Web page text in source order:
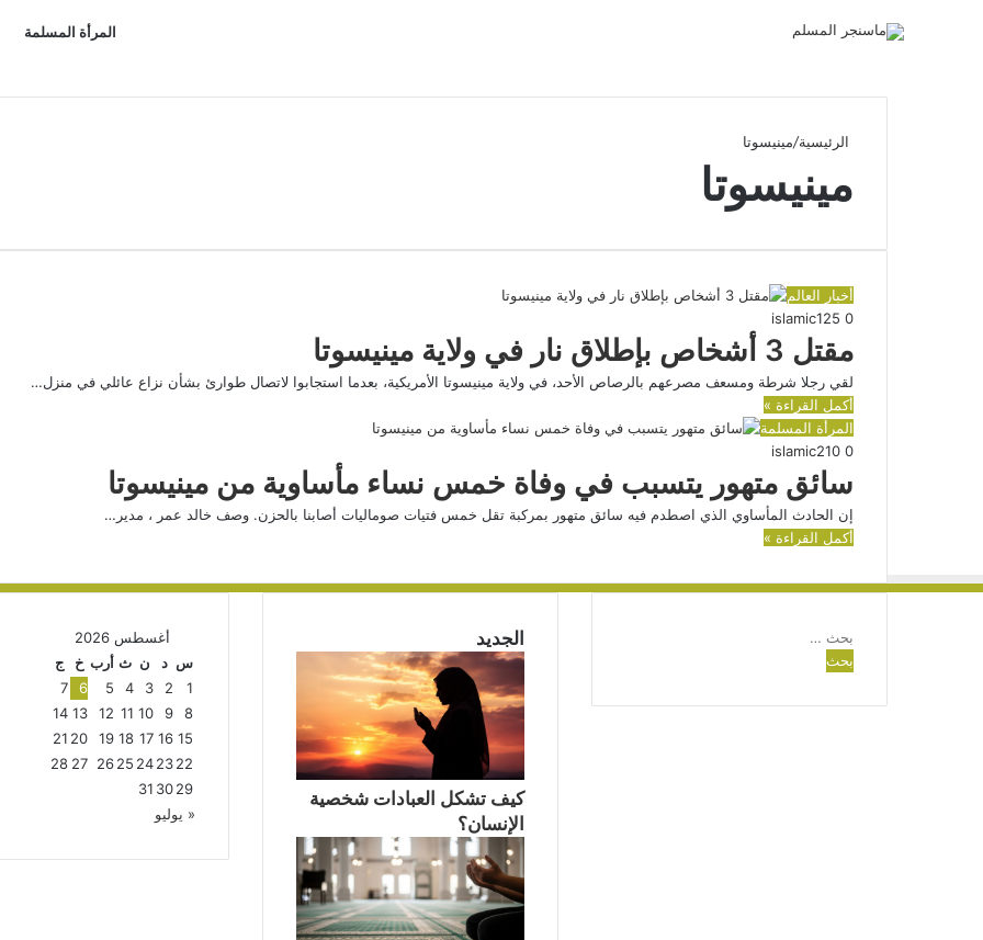
المرأة المسلمة
الرئيسية/مينيسوتا
مينيسوتا
أخبار العالم
islamic
0
مقتل 3 أشخاص بإطلاق نار في ولاية مينيسوتا
لقي رجلا شرطة ومسعف مصرعهم بالرصاص الأحد، في ولاية مينيسوتا الأمريكية، بعدما استجابوا لاتصال طوارئ بشأن نزاع عائلي في منزل…
أكمل القراءة »
المرأة المسلمة
islamic
0
سائق متهور يتسبب في وفاة خمس نساء مأساوية من مينيسوتا
إن الحادث المأساوي الذي اصطدم فيه سائق متهور بمركبة تقل خمس فتيات صوماليات أصابنا بالحزن. وصف خالد عمر ، مدير…
أكمل القراءة »
أغسطس 2026
س د ن ث أرب خ
ج
1
2
3
4
5
6
7
8
9
10
11
12
13
14
15
16
17
18
19
20
21
22
23
24
25
26
27
28
29
30
31
« يوليو
الجديد
كيف تشكل العبادات شخصية
الإنسان؟
البحث
عن: